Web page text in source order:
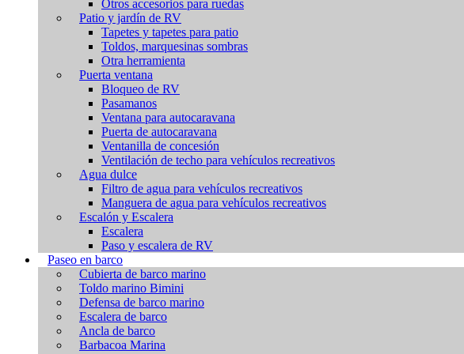
Otros accesorios para ruedas
Patio y jardín de RV
Tapetes y tapetes para patio
Toldos, marquesinas sombras
Otra herramienta
Puerta ventana
Bloqueo de RV
Pasamanos
Ventana para autocaravana
Puerta de autocaravana
Ventanilla de concesión
Ventilación de techo para vehículos recreativos
Agua dulce
Filtro de agua para vehículos recreativos
Manguera de agua para vehículos recreativos
Escalón y Escalera
Escalera
Paso y escalera de RV
Paseo en barco
Cubierta de barco marino
Toldo marino Bimini
Defensa de barco marino
Escalera de barco
Ancla de barco
Barbacoa Marina